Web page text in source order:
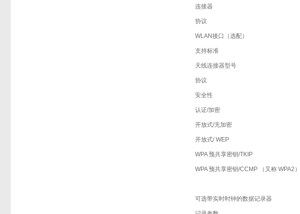
连接器
协议
WLAN接口（选配）
支持标准
天线连接器型号
协议
安全性
认证/加密
开放式/无加密
开放式/ WEP
WPA 预共享密钥/TKIP
WPA 预共享密钥/CCMP （又称 WPA2）
可选带实时时钟的数据记录器